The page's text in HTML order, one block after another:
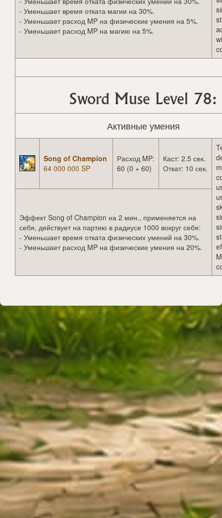
- Уменьшает время отката магии на 30%.
- Уменьшает расход MP на физические умения на 5%.
- Уменьшает расход MP на магию на 5%.
Sword Muse Level 78:
Активные умения
Song of Champion
64 000 000 SP
Расход MP:
60 (0 + 60)
Каст: 2.5 сек.
Откат: 10 сек.
Эффект Song of Champion на 2 мин., применяется на
себя, действует на партию в радиусе 1000 вокруг себя:
- Уменьшает время отката физических умений на 30%.
- Уменьшает расход MP на физические умения на 20%.